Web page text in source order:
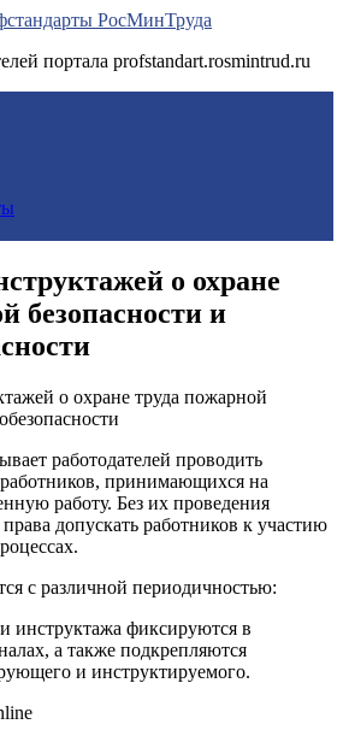
РосМинТруда
портала profstandart.rosmintrud.ru
о охране
безопасности и
работодателей проводить
принимающихся на
работу. Без их проведения
допускать работников к участию
с различной периодичностью:
инструктажа фиксируются в
а также подкрепляются
и инструктируемого.